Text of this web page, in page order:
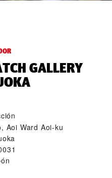
GALLERY
Aoi Ward Aoi-ku